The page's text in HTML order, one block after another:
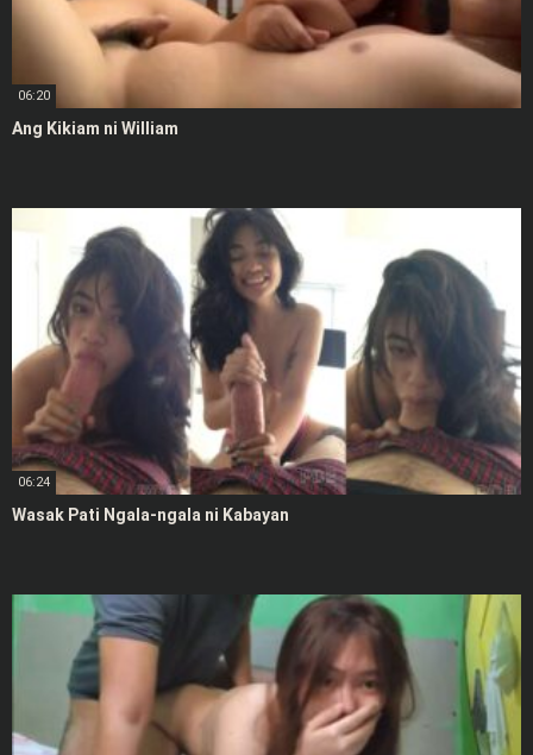
06:20
Ang Kikiam ni William
06:24
Wasak Pati Ngala-ngala ni Kabayan